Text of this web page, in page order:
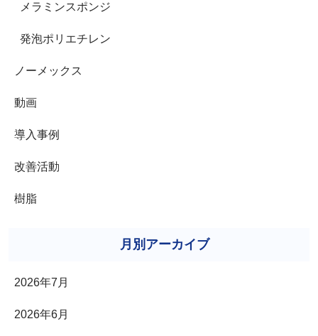
メラミンスポンジ
発泡ポリエチレン
ノーメックス
動画
導入事例
改善活動
樹脂
月別アーカイブ
2026年7月
2026年6月